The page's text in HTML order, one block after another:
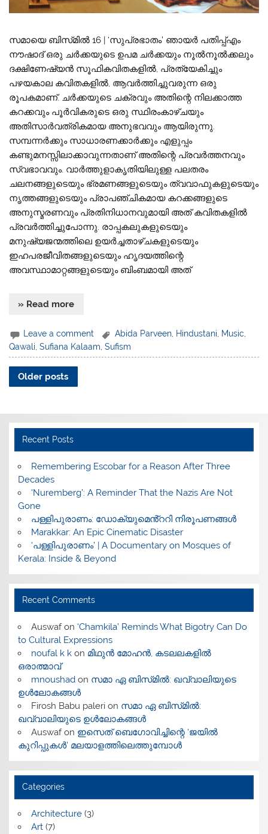
സമായെ ബിസ്‌മിൽ 16 | ‘സുപ്രഭാതം’ ഞായർ പതിപ്പ്എം
നൗഷാദ് ഒരു ചർക്കയുടെ ഉപമ ചർക്കയും നൂൽനൂൽക്കലും
ദക്ഷിണേഷ്യൻ സൂഫികവിതകളിൽ, പ്രത്യേകിച്ചും
പഴയകാല കവിതകളിൽ, ആവർത്തിച്ചുവരുന്ന ഒരു
രൂപകമാണ്. ചർക്കയുടെ ചക്രവും അതിന്റെ നിലക്കാത്ത
കറക്കവും പൂർവികരുടെ ഒരു സ്ഥിരംകാഴ്ചയും
അതിസാർവത്രികമായ അനുഭവവും ആയിരുന്നു.
സമ്പന്നർക്കും സാധാരണക്കാർക്കും എളുപ്പം
കണ്ടുമനസ്സിലാക്കാവുന്നതാണ് അതിന്റെ പ്രവർത്തനവും
സ്വഭാവവും. വാർത്തുളാകൃതിയിലുള്ള പലതരം
ചലനങ്ങളുടെയും ഭ്രമണങ്ങളുടെയും ത്വവാഫുകളുടെയും
നൃത്തങ്ങളുടെയും പ്രാപഞ്ചികമായ കറക്കങ്ങളുടെ
അനുസ്മരണവും പ്രതിനിധാനവുമായി അത് കവിതകളിൽ
പ്രവർത്തിച്ചുപോന്നു. രാപ്പകലുകളുടെയും
മനുഷ്യജന്മത്തിലെ ഉയർച്ചതാഴ്ചകളുടെയും
ഇഹപരജീവിതങ്ങളുടെയും ഹൃദയത്തിന്റെ
അവസ്ഥാമാറ്റങ്ങളുടെയും ബിംബമായി അത്
» Read more
Leave a comment Abida Parveen, Hindustani, Music,
Qawali ,Sufiana Kalaam ,Sufism
Older posts
Recent Posts
​Remembering Escobar for a Reason After Three
Decades
‘Nuremberg’: A Reminder That the Nazis Are Not
Gone
പള്ളിപുരാണം: ഡോക്യുമെൻ്ററി നിരൂപണങ്ങൾ
Marakkar: An Epic Cinematic Disaster
‘പള്ളിപുരാണം’ | A Documentary on Mosques of
Kerala: Inside & Beyond
Recent Comments
Auswafon ‘Chamkila’ Reminds What Bigotry Can Do
to Cultural Expressions
noufal k kon മിഥുൻ മോഹൻ, കടലലകളിൽ
ഒരാത്മാവ്
mnoushadon സമാ ഏ ബിസ്‌മിൽ: ഖവ്വാലിയുടെ
ഉൾലോകങ്ങൾ
Firosh Babu palerion സമാ ഏ ബിസ്‌മിൽ:
ഖവ്വാലിയുടെ ഉൾലോകങ്ങൾ
Auswafon ഇസെത് ബെഗോവിച്ചിന്റെ ‘ജയിൽ
കുറിപ്പുകൾ’ മലയാളത്തിലെത്തുമ്പോൾ
Categories
Architecture(3)
Art(7)